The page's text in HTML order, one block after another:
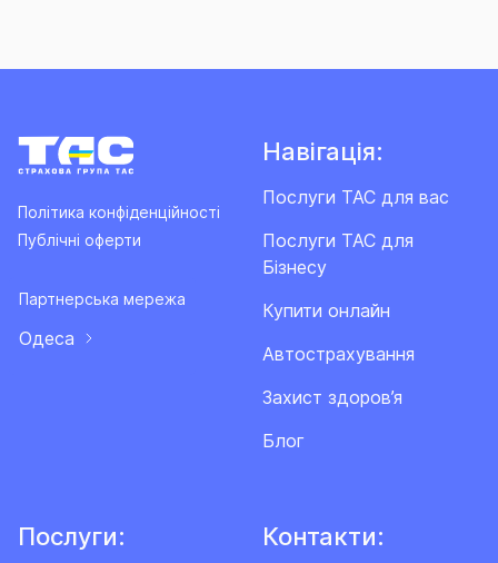
Політика конфіденційності
Публічні оферти
Партнерська мережа
Одеса
Навігація:
Послуги ТАС для вас
Послуги ТАС для
Бізнесу
Купити онлайн
Автострахування
Захист здоров’я
Блог
Послуги: Контакти: